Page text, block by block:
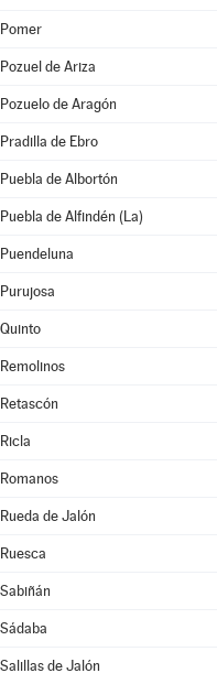
Pomer
Pozuel de Ariza
Pozuelo de Aragón
Pradilla de Ebro
Puebla de Albortón
Puebla de Alfindén (La)
Puendeluna
Purujosa
Quinto
Remolinos
Retascón
Ricla
Romanos
Rueda de Jalón
Ruesca
Sabiñán
Sádaba
Salillas de Jalón